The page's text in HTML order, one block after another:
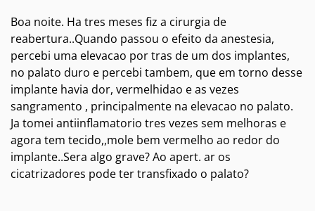
Boa noite. Ha tres meses fiz a cirurgia de
reabertura..Quando passou o efeito da anestesia,
percebi uma elevacao por tras de um dos implantes,
no palato duro e percebi tambem, que em torno desse
implante havia dor, vermelhidao e as vezes
sangramento , principalmente na elevacao no palato.
Ja tomei antiinflamatorio tres vezes sem melhoras e
agora tem tecido,,mole bem vermelho ao redor do
implante..Sera algo grave? Ao apert. ar os
cicatrizadores pode ter transfixado o palato?